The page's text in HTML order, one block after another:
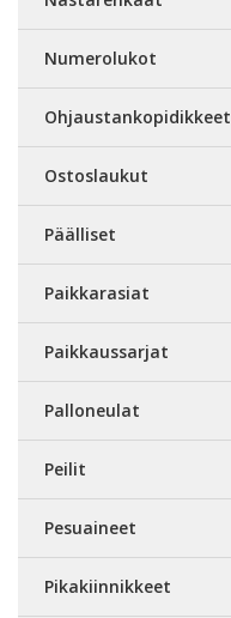
Numerolukot
Ohjaustankopidikkeet
Ostoslaukut
Päälliset
Paikkarasiat
Paikkaussarjat
Palloneulat
Peilit
Pesuaineet
Pikakiinnikkeet